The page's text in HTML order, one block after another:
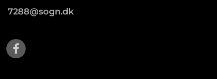
7288@sogn.dk